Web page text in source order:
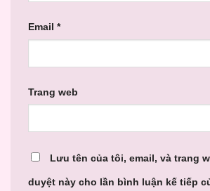
Email *
Trang web
Lưu tên của tôi, email, và trang
duyệt này cho lần bình luận kế tiếp